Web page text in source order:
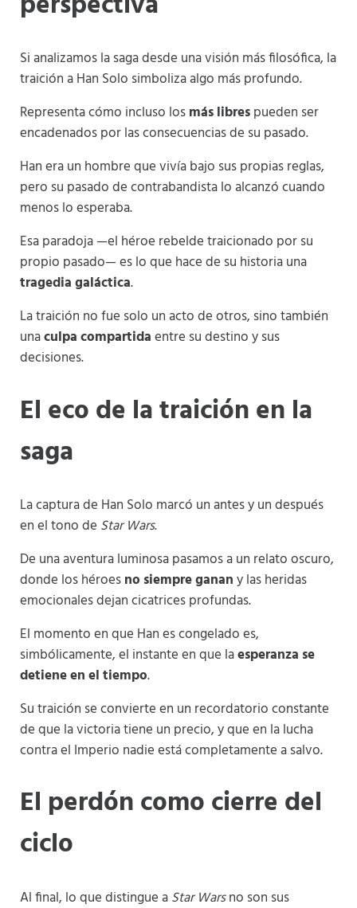
Si analizamos la saga desde una visión más filosófica, la
traición a Han Solo simboliza algo más profundo.
Representa cómo incluso losmás librespueden ser
encadenados por las consecuencias de su pasado.
Han era un hombre que vivía bajo sus propias reglas,
pero su pasado de contrabandista lo alcanzó cuando
menos lo esperaba.
Esa paradoja —el héroe rebelde traicionado por su
propio pasado— es lo que hace de su historia una
tragedia galáctica.
La traición no fue solo un acto de otros, sino también
unaculpa compartidaentre su destino y sus
decisiones.
El eco de la traición en la
saga
La captura de Han Solo marcó un antes y un después
en el tono de Star Wars.
De una aventura luminosa pasamos a un relato oscuro,
donde los héroesno siempre ganany las heridas
emocionales dejan cicatrices profundas.
El momento en que Han es congelado es,
simbólicamente, el instante en que laesperanza se
detiene en el tiempo.
Su traición se convierte en un recordatorio constante
de que la victoria tiene un precio, y que en la lucha
contra el Imperio nadie está completamente a salvo.
El perdón como cierre del
ciclo
Al final, lo que distingue aStar Warsno son sus